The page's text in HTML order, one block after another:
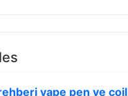
vape pen ve coil